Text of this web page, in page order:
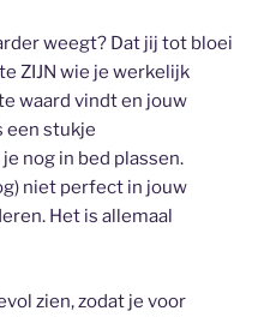
weegt? Dat jij tot bloei
ZIJN wie je werkelijk
waard vindt en jouw
een stukje
nog in bed plassen.
niet perfect in jouw
Het is allemaal
zien, zodat je voor